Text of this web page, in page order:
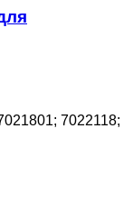
7022118;